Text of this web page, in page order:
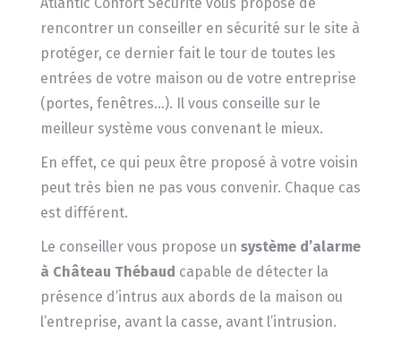
Atlantic Confort Sécurité vous propose de
rencontrer un conseiller en sécurité sur le site à
protéger, ce dernier fait le tour de toutes les
entrées de votre maison ou de votre entreprise
(portes, fenêtres…). Il vous conseille sur le
meilleur système vous convenant le mieux.
En effet, ce qui peux être proposé à votre voisin
peut très bien ne pas vous convenir. Chaque cas
est différent.
Le conseiller vous propose un système d’alarme
à Château Thébaud capable de détecter la
présence d’intrus aux abords de la maison ou
l’entreprise, avant la casse, avant l’intrusion.